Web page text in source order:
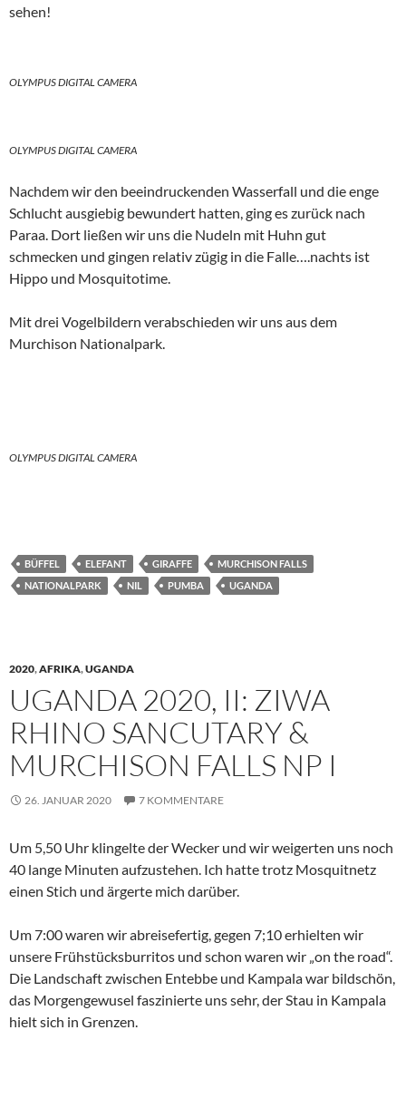
sehen!
OLYMPUS DIGITAL CAMERA
OLYMPUS DIGITAL CAMERA
Nachdem wir den beeindruckenden Wasserfall und die enge
Schlucht ausgiebig bewundert hatten, ging es zurück nach
Paraa. Dort ließen wir uns die Nudeln mit Huhn gut
schmecken und gingen relativ zügig in die Falle….nachts ist
Hippo und Mosquitotime.
Mit drei Vogelbildern verabschieden wir uns aus dem
Murchison Nationalpark.
OLYMPUS DIGITAL CAMERA
BÜFFEL ELEFANT GIRAFFE
MURCHISON FALLS
NATIONALPARK
NIL PUMBA UGANDA
2020,AFRIKA,UGANDA
UGANDA 2020, II: ZIWA
RHINO SANCUTARY &
MURCHISON FALLS NP I
26. JANUAR 2020 7 KOMMENTARE
Um 5,50 Uhr klingelte der Wecker und wir weigerten uns noch
40 lange Minuten aufzustehen. Ich hatte trotz Mosquitnetz
einen Stich und ärgerte mich darüber.
Um 7:00 waren wir abreisefertig, gegen 7;10 erhielten wir
unsere Frühstücksburritos und schon waren wir „on the road“.
Die Landschaft zwischen Entebbe und Kampala war bildschön,
das Morgengewusel faszinierte uns sehr, der Stau in Kampala
hielt sich in Grenzen.